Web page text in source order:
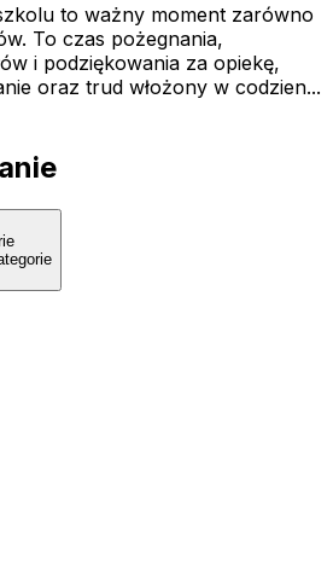
to ważny moment zarówno
To czas pożegnania,
i podziękowania za opiekę,
oraz trud włożony w codzien...